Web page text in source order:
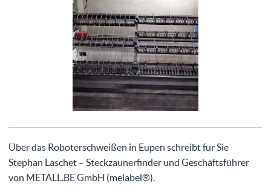
Über das Roboterschweißen in Eupen schreibt für Sie
Stephan Laschet – Steckzaunerfinder und Geschäftsführer
von METALL.BE GmbH (melabel®).